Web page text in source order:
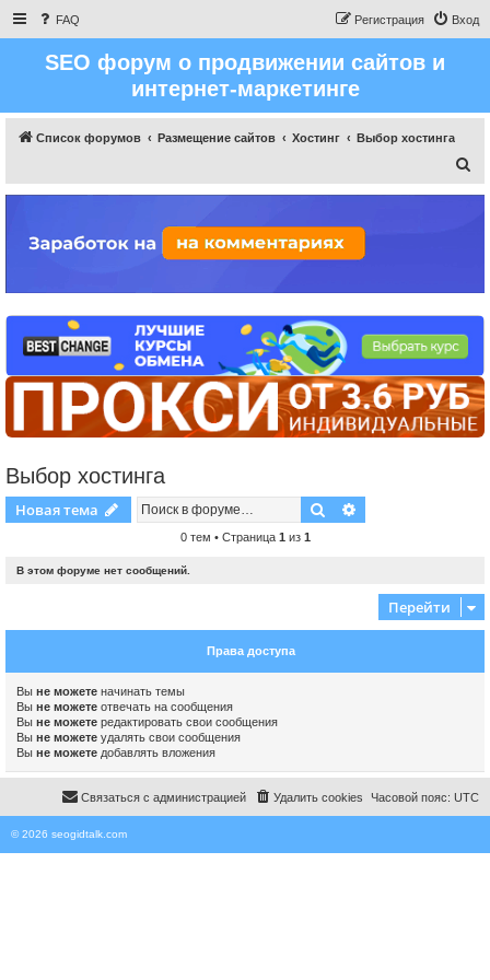
FAQ Вход
Регистрация
SEO форум о продвижении сайтов и
интернет-маркетинге
Список форумов Размещение сайтов Хостинг
Выбор хостинга
Выбор хостинга
Новая тема Поиск
0 тем • Страница 1 из 1
В этом форуме нет сообщений.
Перейти
Права доступа
Вы не можете начинать темы
Вы не можете отвечать на сообщения
Вы не можете редактировать свои сообщения
Вы не можете удалять свои сообщения
Вы не можете добавлять вложения
Часовой пояс: UTC
Удалить cookies
Связаться с администрацией
© 2026 seogidtalk.com